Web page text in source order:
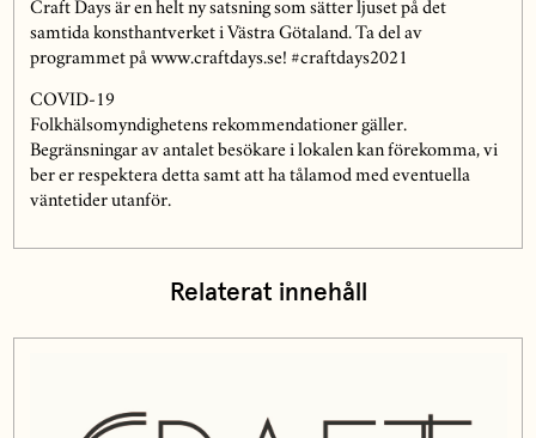
Craft Days är en helt ny satsning som sätter ljuset på det
samtida konsthantverket i Västra Götaland. Ta del av
programmet på www.craftdays.se! #craftdays2021
COVID-19
Folkhälsomyndighetens rekommendationer gäller.
Begränsningar av antalet besökare i lokalen kan förekomma, vi
ber er respektera detta samt att ha tålamod med eventuella
väntetider utanför.
Relaterat innehåll